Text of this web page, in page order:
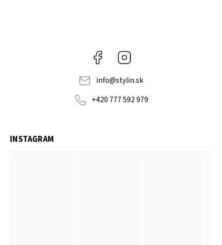
Facebook
info@stylin.sk
+420 777 592 979
INSTAGRAM